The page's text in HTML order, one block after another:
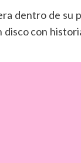
dentro de su
con